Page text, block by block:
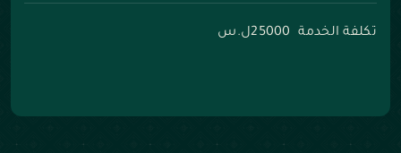
تكلفة الخدمة 25000ل.س